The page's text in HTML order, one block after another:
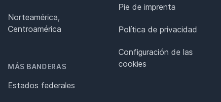
Norteamérica,
Centroamérica
MÁS BANDERAS
Estados federales
Pie de imprenta
Política de privacidad
Configuración de las
cookies